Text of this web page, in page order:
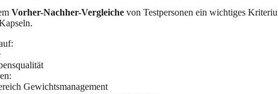
Vorher-Nachher-Vergleiche von Testpersonen ein wichtiges
Gewichtsmanagement